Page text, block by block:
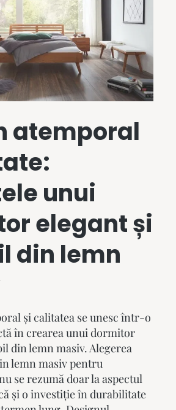
atemporal
unui
elegant și
din lemn
și calitatea se unesc într-o
în crearea unui dormitor
din lemn masiv. Alegerea
lemn masivpentru
se rezumă doar la aspectul
și o investiție în durabilitate